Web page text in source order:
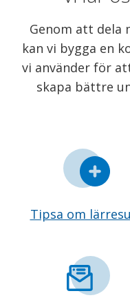
Genom att dela
kan vi bygga en
vi använder för
skapa bättre
Tipsa om